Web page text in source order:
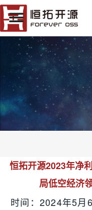
恒拓开源2023年净
局低空经济
时间：2024年5